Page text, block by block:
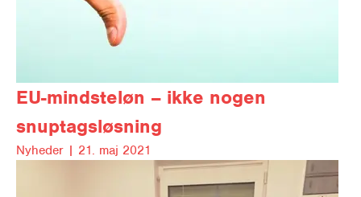
EU-mindsteløn – ikke nogen
snuptagsløsning
Nyheder | 21. maj 2021